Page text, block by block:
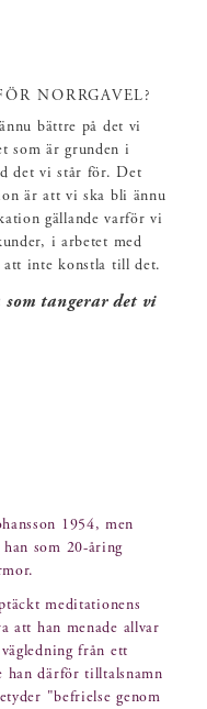
NORRGAVEL?
bättre på det vi
som är grunden i
det vi står för. Det
är att vi ska bli ännu
gällande varför vi
i arbetet med
att inte konstla till det.
tangerar det vi
1954, men
som 20-åring
meditationens
att han menade allvar
från ett
han därför tilltalsnamn
"befrielse genom